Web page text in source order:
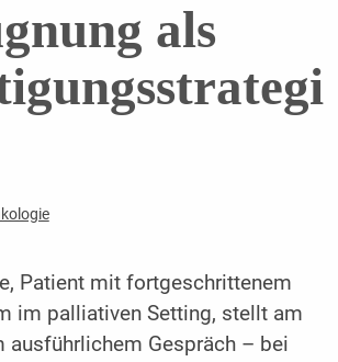
als
Patient mit fortgeschrittenem
im palliativen Setting, stellt am
ausführlichem Gespräch – bei